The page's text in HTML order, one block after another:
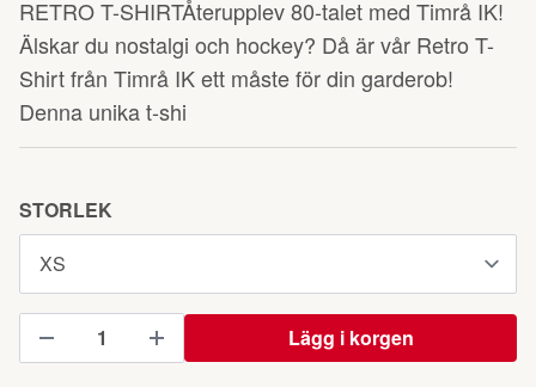
RETRO T-SHIRTÅterupplev 80-talet med Timrå IK!
Älskar du nostalgi och hockey? Då är vår Retro T-
Shirt från Timrå IK ett måste för din garderob!
Denna unika t-shi
STORLEK
Lägg i korgen